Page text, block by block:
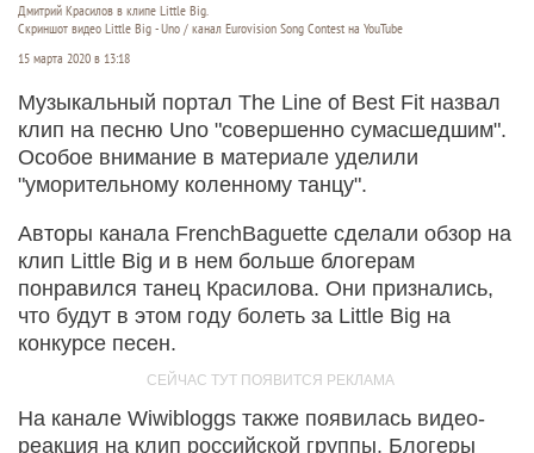
Дмитрий Красилов в клипе Little Big.
Скриншот видео Little Big - Uno / канал Eurovision Song Contest на YouTube
15 марта 2020 в 13:18
Музыкальный портал The Line of Best Fit назвал
клип на песню Uno "совершенно сумасшедшим".
Особое внимание в материале уделили
"уморительному коленному танцу".
Авторы канала FrenchBaguette сделали обзор на
клип Little Big и в нем больше блогерам
понравился танец Красилова. Они признались,
что будут в этом году болеть за Little Big на
конкурсе песен.
На канале Wiwibloggs также появилась видео-
реакция на клип российской группы. Блогеры